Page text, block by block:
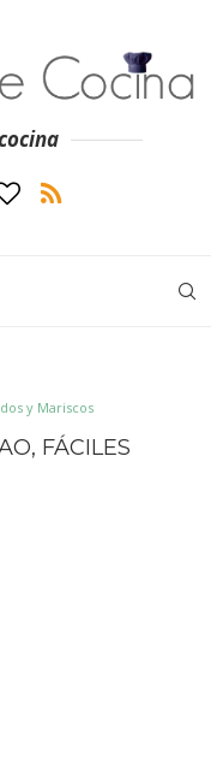
y Mariscos
FÁCILES